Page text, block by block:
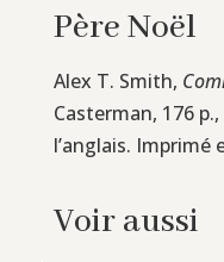
Père Noël
Alex T. Smith,
Casterman, 176
l’anglais. Imprimé
Voir aussi